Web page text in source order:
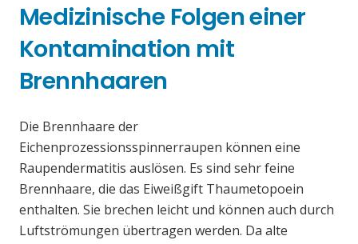
Medizinische Folgen einer
Kontamination mit
Brennhaaren
Die Brennhaare der
Eichenprozessionsspinnerraupen können eine
Raupendermatitis auslösen. Es sind sehr feine
Brennhaare, die das Eiweißgift Thaumetopoein
enthalten. Sie brechen leicht und können auch durch
Luftströmungen übertragen werden. Da alte